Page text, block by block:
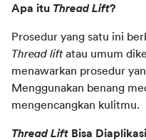
Apa itu Thread Lift?
Prosedur yang satu ini
Thread lift atau umum
menawarkan prosedur
Menggunakan benang
mengencangkan kulitmu.
Thread Lift Bisa